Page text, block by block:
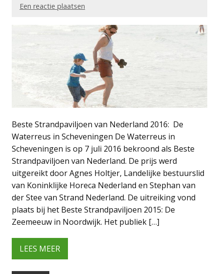
Een reactie plaatsen
Beste Strandpaviljoen van Nederland 2016: De
Waterreus in Scheveningen De Waterreus in
Scheveningen is op 7 juli 2016 bekroond als Beste
Strandpaviljoen van Nederland. De prijs werd
uitgereikt door Agnes Holtjer, Landelijke bestuurslid
van Koninklijke Horeca Nederland en Stephan van
der Stee van Strand Nederland. De uitreiking vond
plaats bij het Beste Strandpaviljoen 2015: De
Zeemeeuw in Noordwijk. Het publiek […]
LEES MEER